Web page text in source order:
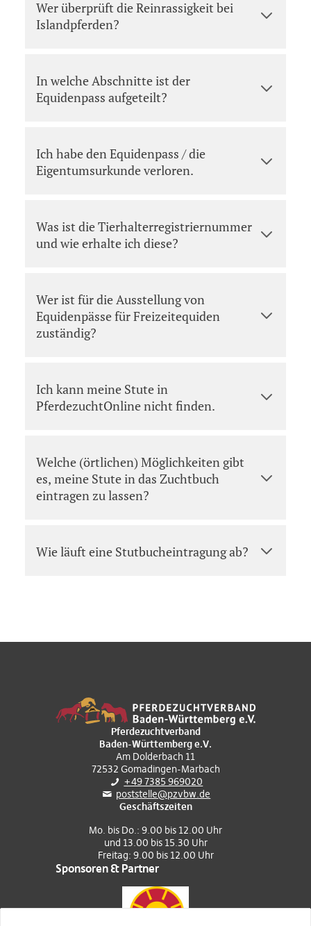
Wer überprüft die Reinrassigkeit bei
Islandpferden?
In welche Abschnitte ist der
Equidenpass aufgeteilt?
Ich habe den Equidenpass / die
Eigentumsurkunde verloren.
Was ist die Tierhalterregistriernummer
und wie erhalte ich diese?
Wer ist für die Ausstellung von
Equidenpässe für Freizeitequiden
zuständig?
Ich kann meine Stute in
PferdezuchtOnline nicht finden.
Welche (örtlichen) Möglichkeiten gibt
es, meine Stute in das Zuchtbuch
eintragen zu lassen?
Wie läuft eine Stutbucheintragung ab?
Pferdezuchtverband
Baden-Württemberg e.V.
Am Dolderbach 11
72532 Gomadingen-Marbach
+49 7385 969020
poststelle@pzvbw.de
Geschäftszeiten
Mo. bis Do.: 9.00 bis 12.00 Uhr
und 13.00 bis 15.30 Uhr
Freitag: 9.00 bis 12.00 Uhr
Sponsoren & Partner